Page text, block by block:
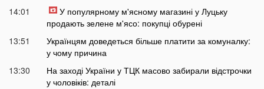
14:01
У популярному м'ясному магазині у Луцьку
продають зелене м'ясо: покупці обурені
13:51
Українцям доведеться більше платити за комуналку:
у чому причина
13:30
На заході України у ТЦК масово забирали відстрочки
у чоловіків: деталі